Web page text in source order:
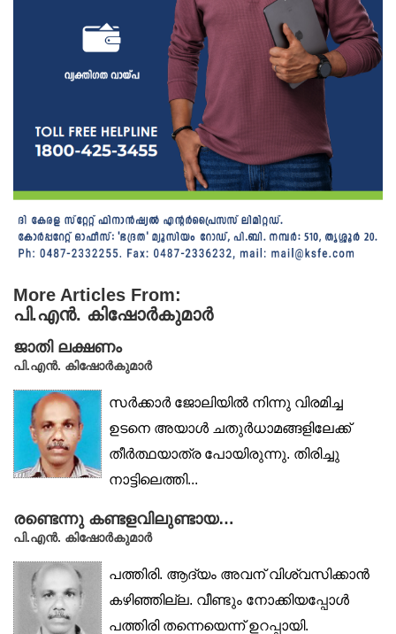
More Articles From:
പി.എൻ. കിഷോർകുമാർ
ജാതി ലക്ഷണം
പി.എൻ. കിഷോർകുമാർ
സർക്കാർ ജോലിയിൽ നിന്നു വിരമിച്ച
ഉടനെ അയാൾ ചതുർധാമങ്ങളിലേക്ക്
തീർത്ഥയാത്ര പോയിരുന്നു. തിരിച്ചു
നാട്ടിലെത്തി...
രണ്ടെന്നു കണ്ടളവിലുണ്ടായ…
പി.എൻ. കിഷോർകുമാർ
പത്തിരി. ആദ്യം അവന് വിശ്വസിക്കാൻ
കഴിഞ്ഞില്ല. വീണ്ടും നോക്കിയപ്പോൾ
പത്തിരി തന്നെയെന്ന് ഉറപ്പായി.